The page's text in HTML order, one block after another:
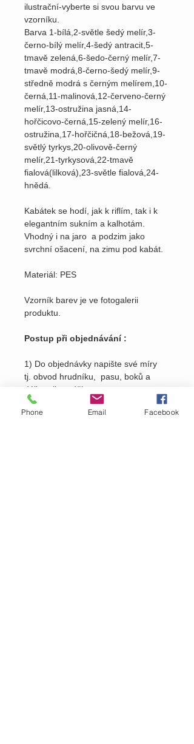
ilustrační-vyberte si svou barvu ve
vzorníku.
Barva 1-bílá,2-světle šedý melír,3-
černo-bílý melír,4-šedý antracit,5-
tmavě zelená,6-šedo-černý melír,7-
tmavě modrá,8-černo-šedý melír,9-
středně modrá s černým melírem,10-
černá,11-malinová,12-červeno-černý
melír,13-ostružina jasná,14-
hořčicovo-černá,15-zelený melír,16-
ostružina,17-hořčičná,18-bežová,19-
světlý tyrkys,20-olivově-černý
melír,21-tyrkysová,22-tmavě
fialová(lilková),23-světle fialová,24-
hnědá.
Kabátek se hodí, jak k riflím, tak i k
elegantním sukním a kalhotám.
Vhodný i na jaro a podzim jako
svrchní ošacení, na zimu pod kabát.
Materiál: PES
Vzorník barev je ve fotogalerii
produktu.
Postup při objednávání :
1) Do objednávky napište své míry
tj. obvod hrudníku, pasu, boků a
délku trika, výšku postavy
2) Do objednávky napište číslo barvy
Phone Email Facebook